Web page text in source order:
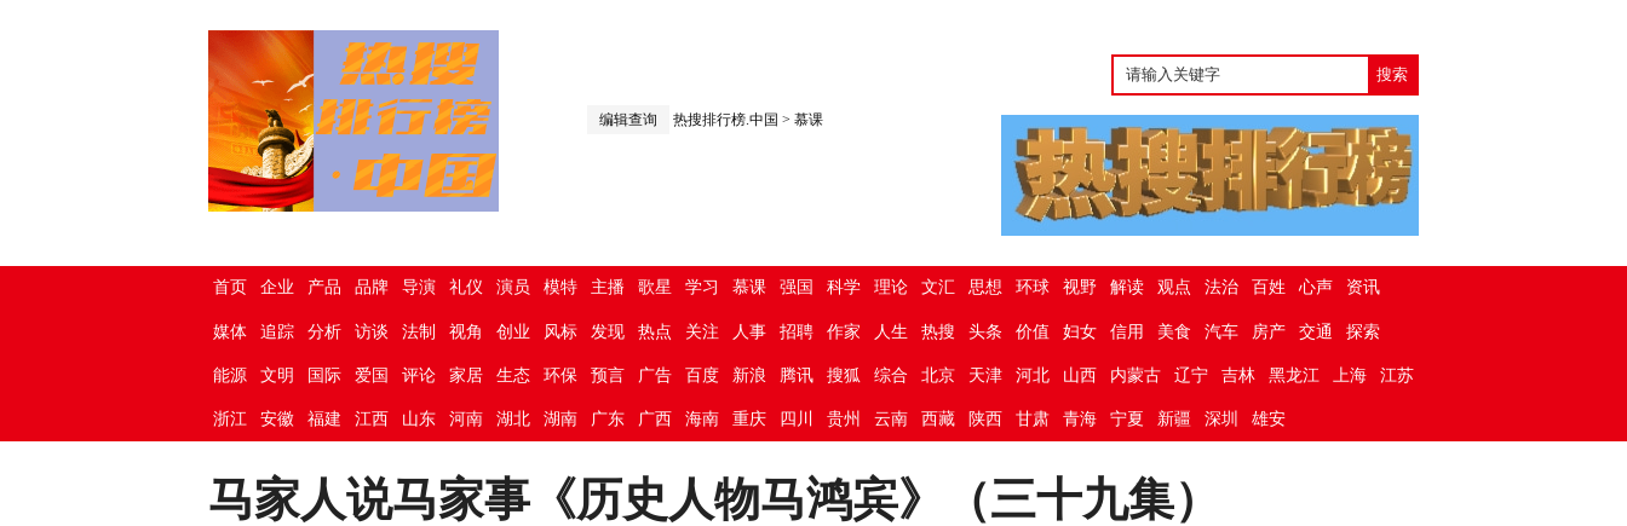
编辑查询 热搜排行榜.中国 > 慕课
首页 企业 产品 品牌 导演 礼仪 演员 模特 主播 歌星 学习 慕课 强国 科学 理论 文汇 思想 环球 视野 解读 观点 法治 百姓 心声 资讯
媒体 追踪 分析 访谈 法制 视角 创业 风标 发现 热点 关注 人事 招聘 作家 人生 热搜 头条 价值 妇女 信用 美食 汽车 房产 交通 探索
能源 文明 国际 爱国 评论 家居 生态 环保 预言 广告 百度 新浪 腾讯 搜狐 综合 北京 天津 河北 山西 内蒙古 辽宁 吉林 黑龙江 上海 江苏
浙江 安徽 福建 江西 山东 河南 湖北 湖南 广东 广西 海南 重庆 四川 贵州 云南 西藏 陕西 甘肃 青海 宁夏 新疆 深圳 雄安
马家人说马家事《历史人物马鸿宾》（三十九集）